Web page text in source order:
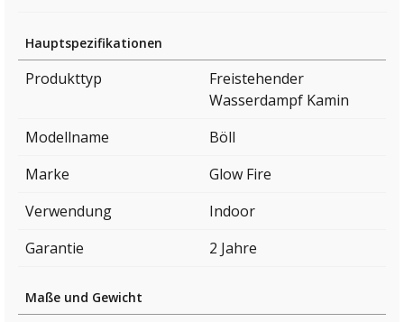
Hauptspezifikationen
Produkttyp
Freistehender
Wasserdampf Kamin
Modellname
Böll
Marke
Glow Fire
Verwendung
Indoor
Garantie
2 Jahre
Maße und Gewicht